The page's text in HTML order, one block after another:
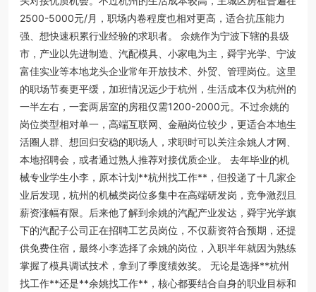
2500-5000元/月，职场内卷程度也相对更高，适合抗压能力
强、想快速积累行业经验的求职者。 余姚作为宁波下辖的县级
市，产业以先进制造、汽配模具、小家电为主，舜宇光学、宁波
富佳实业等本地龙头企业常年开放技术、外贸、管理岗位。这里
的职场节奏更平缓，加班情况远少于杭州，生活成本仅为杭州的
一半左右，一套两居室的房租仅需1200-2000元。不过余姚的
岗位类型相对单一，高端互联网、金融岗位较少，更适合本地生
活圈人群、想回归安稳的职场人，求职时可以关注余姚人才网、
本地招聘会，或者通过熟人推荐对接优质企业。 去年毕业的机
械专业学生小李，原本计划**杭州找工作**，但投递了十几家企
业后发现，杭州的机械类岗位多集中在高端研发岗，竞争激烈且
薪资涨幅有限。后来他了解到余姚的汽配产业发达，舜宇光学旗
下的汽配子公司正在招聘工艺员岗位，不仅薪资符合预期，还提
供免费住宿，最终小李选择了余姚的岗位，入职半年就因为熟练
掌握了模具调试技术，拿到了季度绩效奖。 无论是选择**杭州
找工作**还是**余姚找工作**，核心都要结合自身的职业目标和